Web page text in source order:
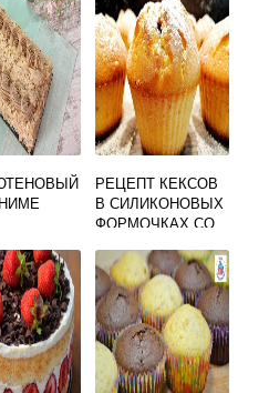
РЕЦЕПТ КЕКСОВ
В СИЛИКОНОВЫХ
ФОРМОЧКАХ СО